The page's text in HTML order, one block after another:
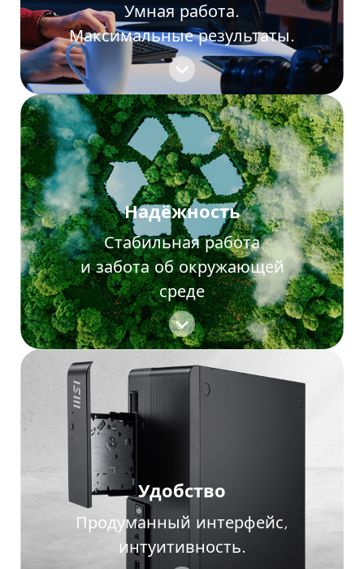
Умная работа.
Максимальные результаты.
Надёжность
Стабильная работа
и забота об окружающей
среде
Удобство
Продуманный интерфейс,
интуитивность.